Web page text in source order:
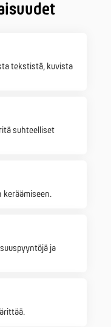
tekstistä, kuvista
suhteelliset
keräämiseen.
ja